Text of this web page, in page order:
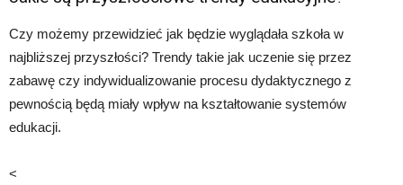
Czy możemy przewidzieć jak będzie wyglądała szkoła w
najbliższej przyszłości? Trendy takie jak uczenie się przez
zabawę czy indywidualizowanie procesu dydaktycznego z
pewnością będą miały wpływ na kształtowanie systemów
edukacji.
<